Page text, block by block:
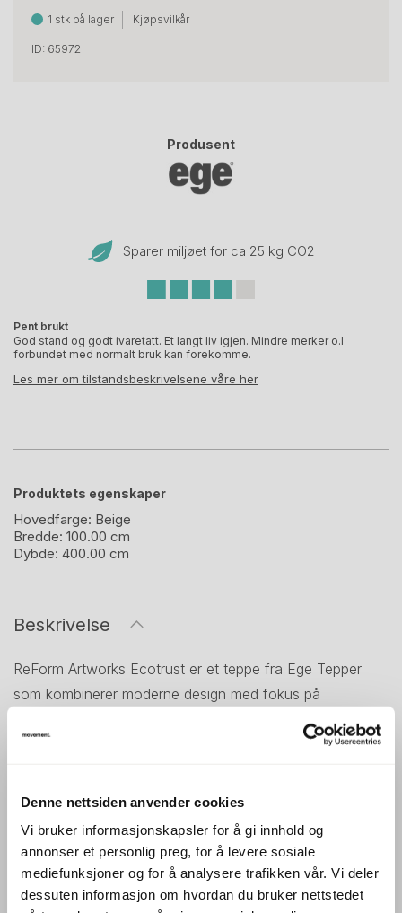
Denne nettsiden anvender cookies
Vi bruker informasjonskapsler for å gi innhold og
annonser et personlig preg, for å levere sosiale
mediefunksjoner og for å analysere trafikken vår. Vi deler
dessuten informasjon om hvordan du bruker nettstedet
1 stk på lager Kjøpsvilkår
ID: 65972
Produsent
Sparer miljøet for ca 25 kg CO2
Pent brukt
God stand og godt ivaretatt. Et langt liv igjen. Mindre merker o.l
forbundet med normalt bruk kan forekomme.
Les mer om tilstandsbeskrivelsene våre her
Produktets egenskaper
Hovedfarge: Beige
Bredde: 100.00 cm
Dybde: 400.00 cm
Beskrivelse
ReForm Artworks Ecotrust er et teppe fra Ege Tepper
som kombinerer moderne design med fokus på
bærekraftige materialer. Serien er utviklet for offentlige
miljøer, kontorer og møteplasser med høye krav til både
Ecotrust-kolleksjonen produseres med garn basert på
resirkulerte materialer og kjennetegnes av grafiske
mønstre og et uttrykk inspirert av moderne kunst og
arkitektur. Med størrelse 400x100 cm egner teppet seg
godt i korridorer, langs møtebord eller som et